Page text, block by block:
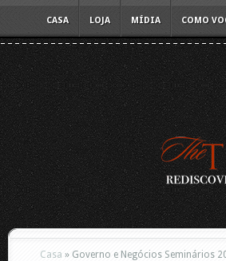
CASA LOJA MÍDIA COMO
Casa » Governo e Negócios Seminários